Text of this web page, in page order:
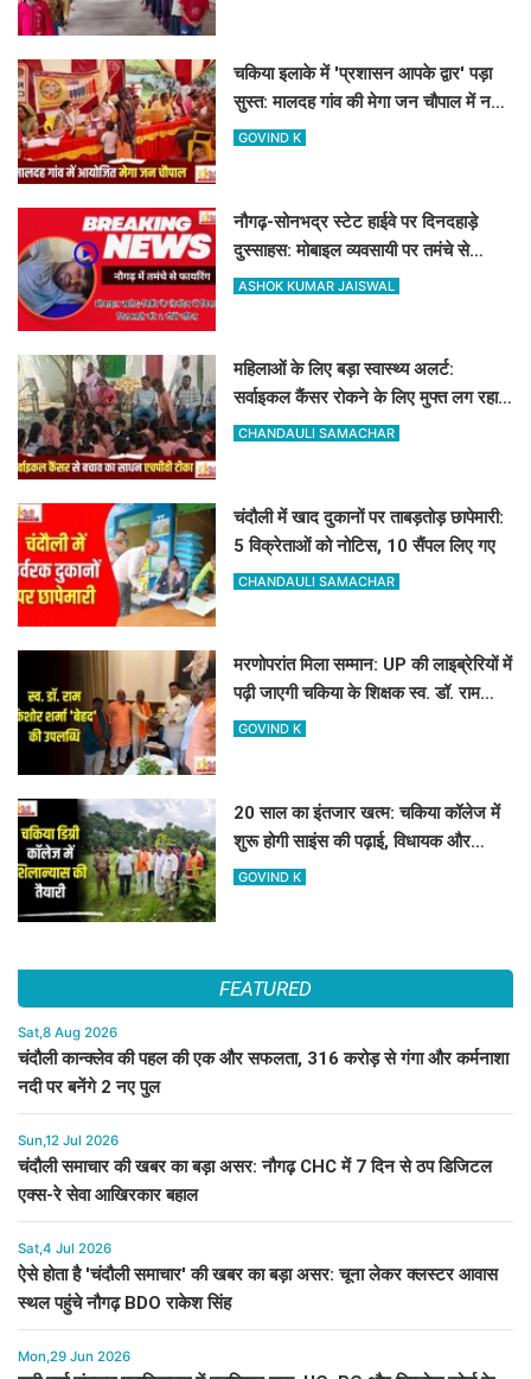
चकिया इलाके में 'प्रशासन आपके द्वार' पड़ा
सुस्त: मालदह गांव की मेगा जन चौपाल में नहीं
पहुंचे बड़े अफसर
GOVIND K
नौगढ़-सोनभद्र स्टेट हाईवे पर दिनदहाड़े
दुस्साहस: मोबाइल व्यवसायी पर तमंचे से
फायरिंग, हाथ में लगी गोली
ASHOK KUMAR JAISWAL
महिलाओं के लिए बड़ा स्वास्थ्य अलर्ट:
सर्वाइकल कैंसर रोकने के लिए मुफ्त लग रहा
HPV का टीका
CHANDAULI SAMACHAR
चंदौली में खाद दुकानों पर ताबड़तोड़ छापेमारी:
5 विक्रेताओं को नोटिस, 10 सैंपल लिए गए
CHANDAULI SAMACHAR
मरणोपरांत मिला सम्मान: UP की लाइब्रेरियों में
पढ़ी जाएगी चकिया के शिक्षक स्व. डॉ. राम
किशोर शर्मा 'बेहद' की पुस्तकें
GOVIND K
20 साल का इंतजार खत्म: चकिया कॉलेज में
शुरू होगी साइंस की पढ़ाई, विधायक और
जिलाध्यक्ष ने किया शिलान्यास स्थल का दौरा
GOVIND K
FEATURED
Sat,8 Aug 2026
चंदौली कान्क्लेव की पहल की एक और सफलता, 316 करोड़ से गंगा और कर्मनाशा
नदी पर बनेंगे 2 नए पुल
Sun,12 Jul 2026
चंदौली समाचार की खबर का बड़ा असर: नौगढ़ CHC में 7 दिन से ठप डिजिटल
एक्स-रे सेवा आखिरकार बहाल
Sat,4 Jul 2026
ऐसे होता है 'चंदौली समाचार' की खबर का बड़ा असर: चूना लेकर क्लस्टर आवास
स्थल पहुंचे नौगढ़ BDO राकेश सिंह
Mon,29 Jun 2026